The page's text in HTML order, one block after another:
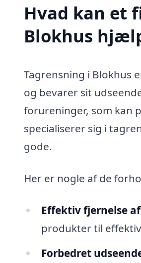
Hvad kan et
Blokhus
Tagrensning i Blokhus
og bevarer sit
forureninger, som kan
specialiserer sig i
gode.
Her er nogle af de
Effektiv fjernelse
produkter til
Forbedret